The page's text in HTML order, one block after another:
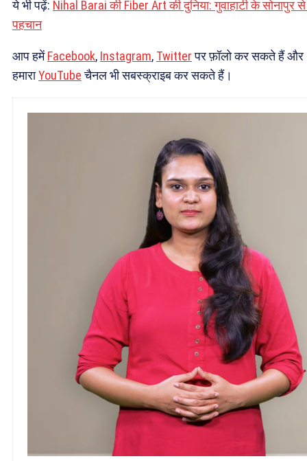
ये भी पढ़ें: Nihal Barai की Fiber Art की दुनिया: गुवाहाटी के सोनापुर
पहचान
आप हमेंFacebook, Instagram, Twitterपर फ़ॉलो कर सकते हैं और
हमाराYouTubeचैनल भी सबस्क्राइब कर सकते हैं।